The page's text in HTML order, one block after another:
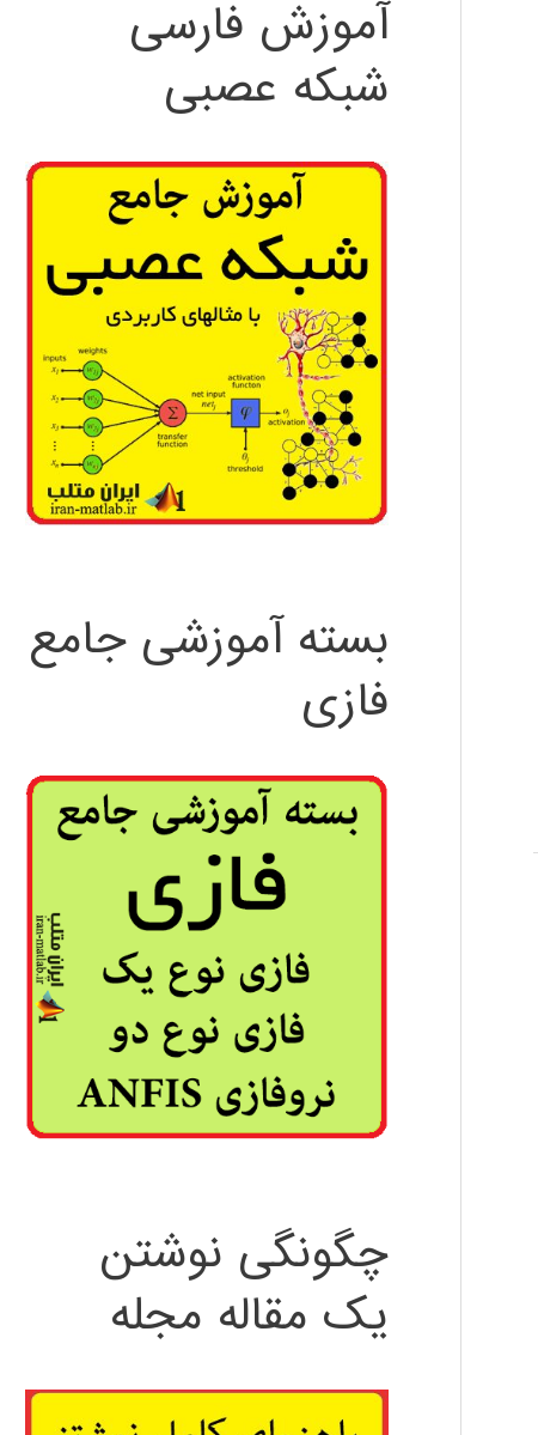
آموزش فارسی
شبکه عصبی
بسته آموزشی جامع
فازی
چگونگی نوشتن
یک مقاله مجله